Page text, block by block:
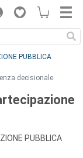
PUBBLICA
decisionale
PUBBLICA